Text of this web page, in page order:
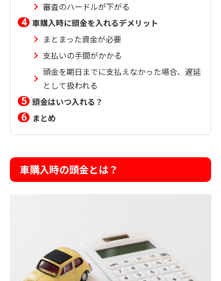
審査のハードルが下がる
車購入時に頭金を入れるデメリット
まとまった資金が必要
支払いの手間がかかる
頭金を期日までに支払えなかった場合、遅延
として扱われる
頭金はいつ入れる？
まとめ
車購入時の頭金とは？